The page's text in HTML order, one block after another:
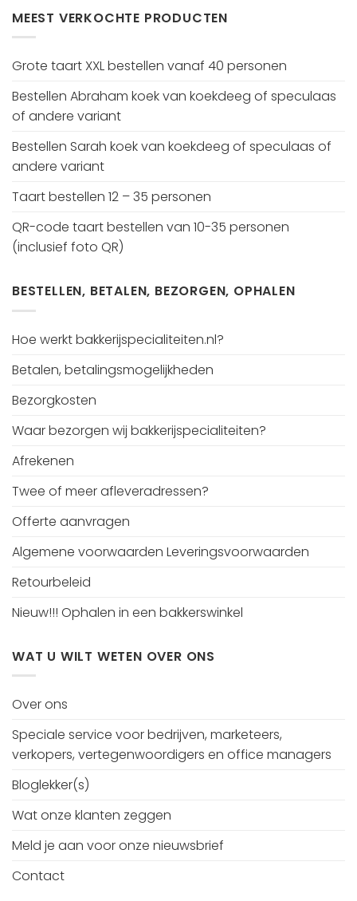
MEEST VERKOCHTE PRODUCTEN
Grote taart XXL bestellen vanaf 40 personen
Bestellen Abraham koek van koekdeeg of speculaas
of andere variant
Bestellen Sarah koek van koekdeeg of speculaas of
andere variant
Taart bestellen 12 – 35 personen
QR-code taart bestellen van 10-35 personen
(inclusief foto QR)
BESTELLEN, BETALEN, BEZORGEN, OPHALEN
Hoe werkt bakkerijspecialiteiten.nl?
Betalen, betalingsmogelijkheden
Bezorgkosten
Waar bezorgen wij bakkerijspecialiteiten?
Afrekenen
Twee of meer afleveradressen?
Offerte aanvragen
Algemene voorwaarden Leveringsvoorwaarden
Retourbeleid
Nieuw!!! Ophalen in een bakkerswinkel
WAT U WILT WETEN OVER ONS
Over ons
Speciale service voor bedrijven, marketeers,
verkopers, vertegenwoordigers en office managers
Bloglekker(s)
Wat onze klanten zeggen
Meld je aan voor onze nieuwsbrief
Contact